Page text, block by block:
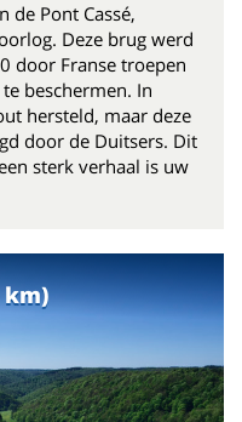
de Pont Cassé,
Deze brug werd
door Franse troepen
beschermen. In
hersteld, maar deze
door de Duitsers. Dit
sterk verhaal is uw
km)